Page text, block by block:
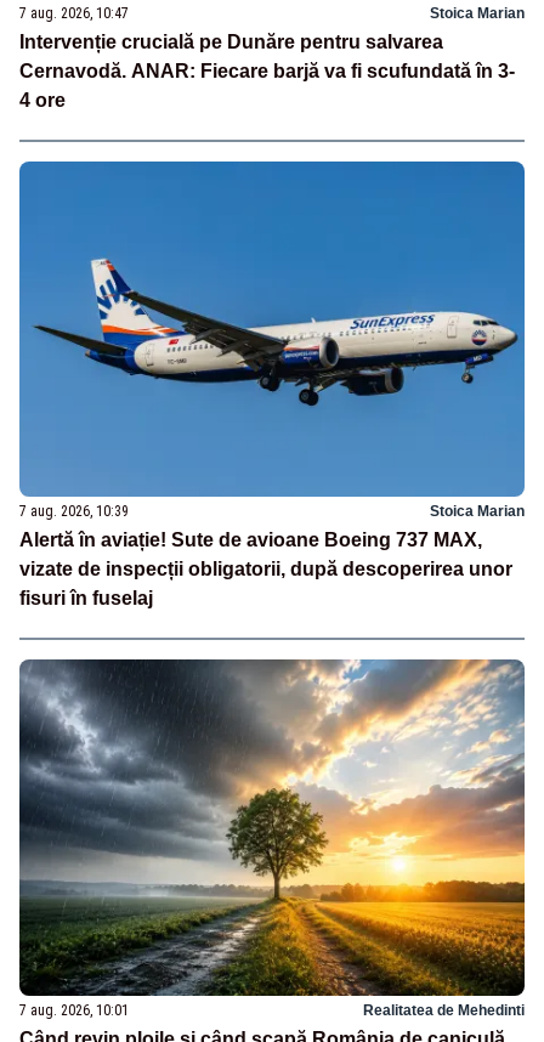
7 aug. 2026, 10:47 Stoica Marian
Intervenție crucială pe Dunăre pentru salvarea
Cernavodă. ANAR: Fiecare barjă va fi scufundată în 3-
4 ore
7 aug. 2026, 10:39 Stoica Marian
Alertă în aviație! Sute de avioane Boeing 737 MAX,
vizate de inspecții obligatorii, după descoperirea unor
fisuri în fuselaj
7 aug. 2026, 10:01 Realitatea de Mehedinti